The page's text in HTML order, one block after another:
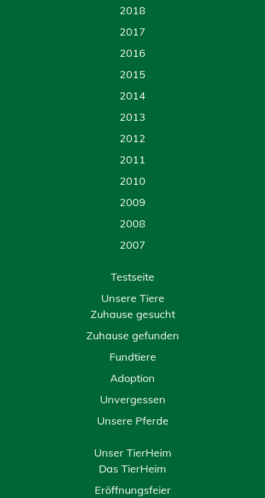
2018
2017
2016
2015
2014
2013
2012
2011
2010
2009
2008
2007
Testseite
Unsere Tiere
Zuhause gesucht
Zuhause gefunden
Fundtiere
Adoption
Unvergessen
Unsere Pferde
Unser TierHeim
Das TierHeim
Eröffnungsfeier